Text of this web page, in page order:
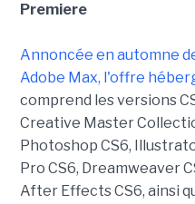
Premiere
Annoncée en automne
Adobe Max, l'offre
comprend les versions
Creative Master
Photoshop CS6,
Pro CS6, Dreamweaver
After Effects CS6, ainsi